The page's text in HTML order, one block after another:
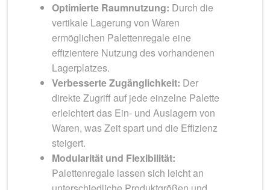
Optimierte Raumnutzung: Durch die
vertikale Lagerung von Waren
ermöglichen Palettenregale eine
effizientere Nutzung des vorhandenen
Lagerplatzes.
Verbesserte Zugänglichkeit: Der
direkte Zugriff auf jede einzelne Palette
erleichtert das Ein- und Auslagern von
Waren, was Zeit spart und die Effizienz
steigert.
Modularität und Flexibilität:
Palettenregale lassen sich leicht an